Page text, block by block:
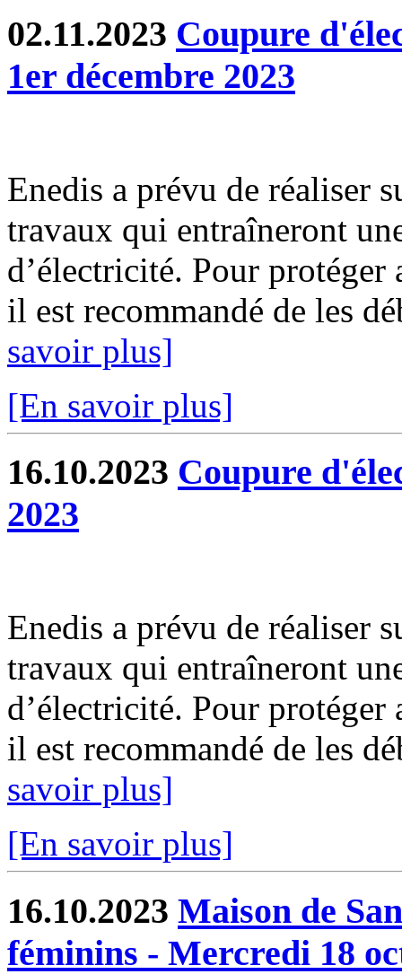
02.11.2023 Coupure
1er décembre 2023
Enedis a prévu de réaliser
travaux qui entraîneront
d’électricité. Pour protéger
il est recommandé de les
savoir plus]
[En savoir plus]
16.10.2023 Coupure
2023
Enedis a prévu de réaliser
travaux qui entraîneront
d’électricité. Pour protéger
il est recommandé de les
savoir plus]
[En savoir plus]
16.10.2023 Maison de
féminins - Mercredi 18